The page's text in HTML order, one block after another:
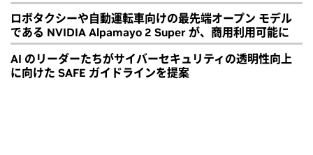
ロボタクシーや自動運転車向けの最先端オープン モデル
である NVIDIA Alpamayo 2 Super が、商用利用可能に
AI のリーダーたちがサイバーセキュリティの透明性向上
に向けた SAFE ガイドラインを提案